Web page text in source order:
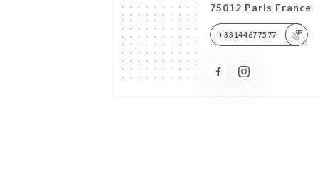
75012 Paris France
+33144677577